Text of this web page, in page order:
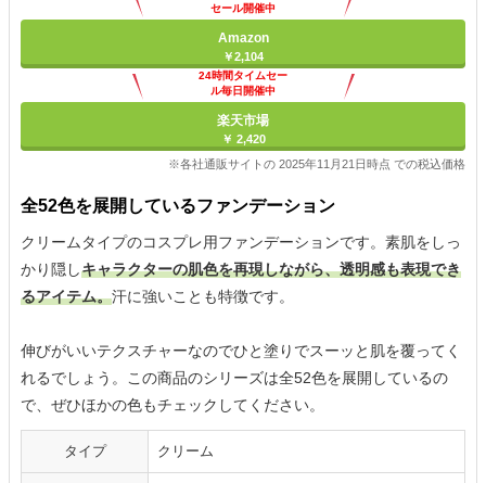
セール開催中
Amazon
￥2,104
24時間タイムセー
ル毎日開催中
楽天市場
￥ 2,420
※各社通販サイトの 2025年11月21日時点 での税込価格
全52色を展開しているファンデーション
クリームタイプのコスプレ用ファンデーションです。素肌をしっ
かり隠しキャラクターの肌色を再現しながら、透明感も表現でき
るアイテム。汗に強いことも特徴です。
伸びがいいテクスチャーなのでひと塗りでスーッと肌を覆ってく
れるでしょう。この商品のシリーズは全52色を展開しているの
で、ぜひほかの色もチェックしてください。
タイプ クリーム